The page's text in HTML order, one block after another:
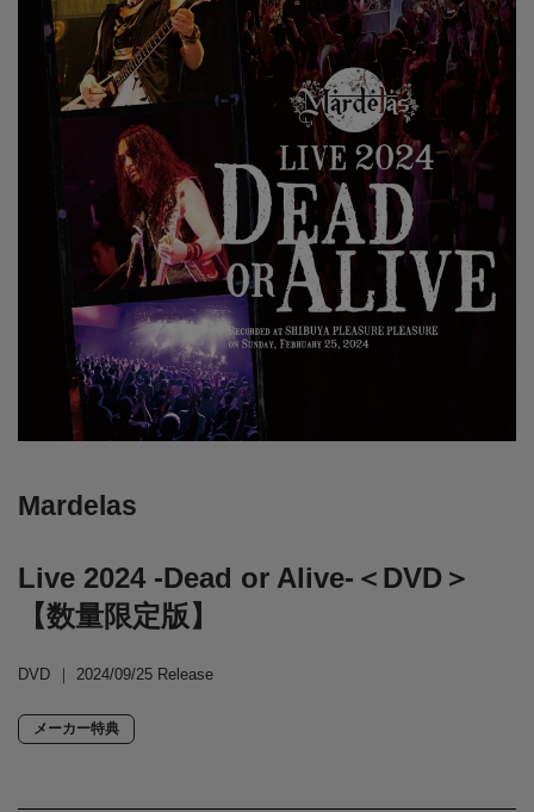
Mardelas
Live 2024 -Dead or Alive-＜DVD＞
【数量限定版】
DVD 2024/09/25 Release
メーカー特典